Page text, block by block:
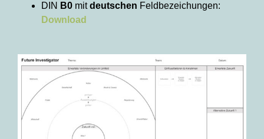
DIN B0 mitdeutschen Feldbezeichungen:
Download